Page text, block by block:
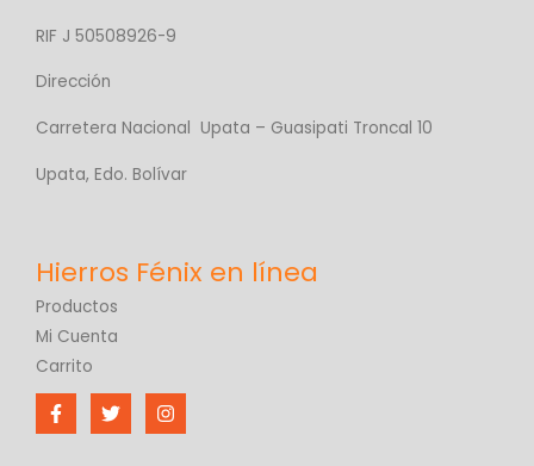
RIF J 50508926-9
Dirección
Carretera Nacional Upata – Guasipati Troncal 10
Upata, Edo. Bolívar
Productos
Mi Cuenta
Carrito